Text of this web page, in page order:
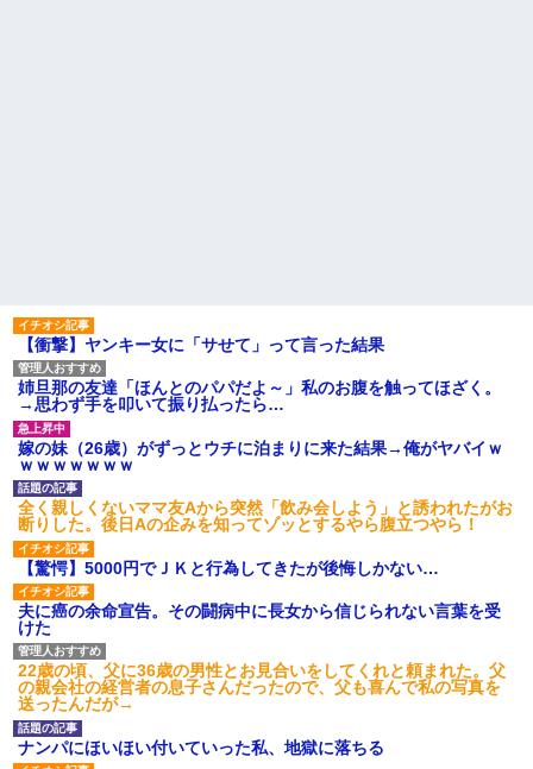
【衝撃】ヤンキー女に「サせて」って言った結果
姉旦那の友達「ほんとのパパだよ～」私のお腹を触ってほざく。
→思わず手を叩いて振り払ったら…
嫁の妹（26歳）がずっとウチに泊まりに来た結果→俺がヤバイｗ
ｗｗｗｗｗｗｗ
全く親しくないママ友Aから突然「飲み会しよう」と誘われたがお
断りした。後日Aの企みを知ってゾッとするやら腹立つやら！
【驚愕】5000円でＪＫと行為してきたが後悔しかない…
夫に癌の余命宣告。その闘病中に長女から信じられない言葉を受
けた
22歳の頃、父に36歳の男性とお見合いをしてくれと頼まれた。父
の親会社の経営者の息子さんだったので、父も喜んで私の写真を
送ったんだが→
ナンパにほいほい付いていった私、地獄に落ちる